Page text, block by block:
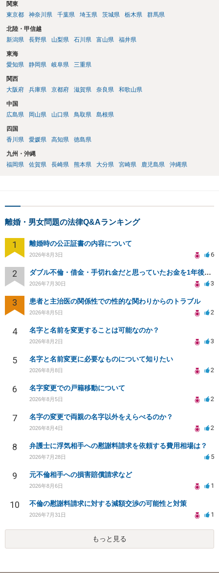
関東
東京都
神奈川県 千葉県 埼玉県 茨城県 栃木県 群馬県
北陸・甲信越
新潟県
長野県 山梨県 石川県 富山県 福井県
東海
愛知県
静岡県 岐阜県 三重県
関西
大阪府
兵庫県 京都府 滋賀県 奈良県 和歌山県
中国
広島県
岡山県 山口県 鳥取県 島根県
四国
香川県
愛媛県 高知県 徳島県
九州・沖縄
福岡県
佐賀県 長崎県 熊本県 大分県 宮崎県 鹿児島県 沖縄県
離婚・男女問題の法律Q&Aランキング
1 離婚時の公正証書の内容について
2026年8月3日 6
2 ダブル不倫・借金・手切れ金だと思っていたお金を1年後いまさら脅迫罪として通知書が来てまとめて請求
2026年7月30日 3
3 患者と主治医の関係性での性的な関わりからのトラブル
2026年8月5日 2
4 名字と名前を変更することは可能なのか？
2026年8月2日 3
5 名字と名前変更に必要なものについて知りたい
2026年8月8日 2
6 名字変更での戸籍移動について
2026年8月5日 2
7 名字の変更で両親の名字以外をえらべるのか？
2026年8月4日 2
8 弁護士に浮気相手への慰謝料請求を依頼する費用相場は？
2026年7月28日 5
9 元不倫相手への損害賠償請求など
2026年8月6日 1
10 不倫の慰謝料請求に対する減額交渉の可能性と対策
2026年7月31日 1
もっと見る